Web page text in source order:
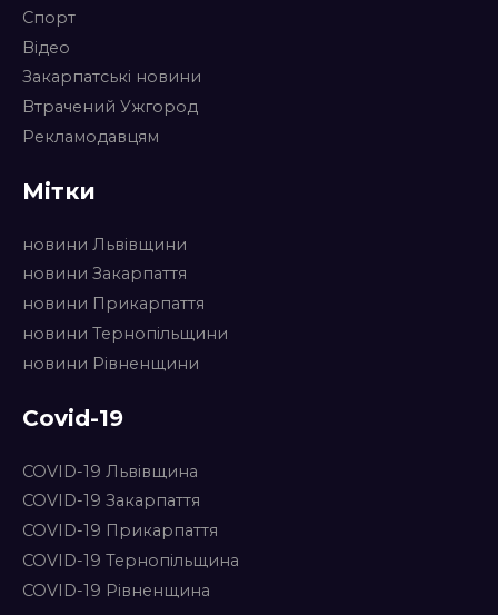
Спорт
Відео
Закарпатські новини
Втрачений Ужгород
Рекламодавцям
Мітки
новини Львівщини
новини Закарпаття
новини Прикарпаття
новини Тернопільщини
новини Рівненщини
Covid-19
COVID-19 Львівщина
COVID-19 Закарпаття
COVID-19 Прикарпаття
COVID-19 Тернопільщина
COVID-19 Рівненщина